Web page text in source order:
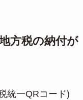
方税の納付が
統一QRコード)